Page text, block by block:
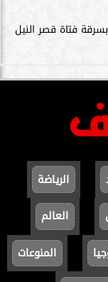
فتاة قصر النيل
الرياضة
العالم
المنوعات